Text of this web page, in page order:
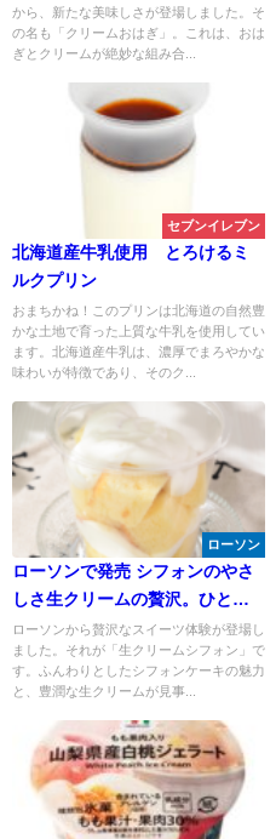
から、新たな美味しさが登場しました。そ
の名も「クリームおはぎ」。これは、おは
ぎとクリームが絶妙な組み合...
セブンイレブン
北海道産牛乳使用 とろけるミ
ルクプリン
おまちかね！このプリンは北海道の自然豊
かな土地で育った上質な牛乳を使用してい
ます。北海道産牛乳は、濃厚でまろやかな
味わいが特徴であり、そのク...
ローソン
ローソンで発売 シフォンのやさ
しさ生クリームの贅沢。ひとつ
の極上。
ローソンから贅沢なスイーツ体験が登場し
ました。それが「生クリームシフォン」で
す。ふんわりとしたシフォンケーキの魅力
と、豊潤な生クリームが見事...